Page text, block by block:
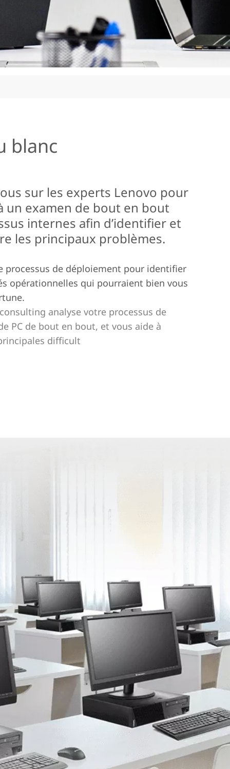
blanc
sur les experts Lenovo pour
un examen de bout en bout
internes afin d’identifier et
les principaux problèmes.
processus de déploiement pour identifier
opérationnelles qui pourraient bien vous
analyse votre processus de
PC de bout en bout, et vous aide à
difficult